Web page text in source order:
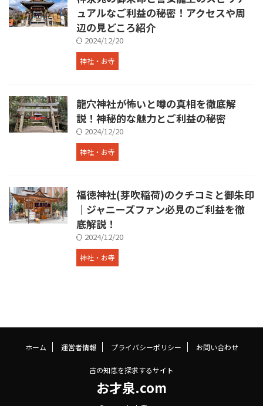
ュアルなご利益の秘密！アクセスや周
辺の見どころ紹介
2024/12/20
神社・お寺
龍穴神社が怖いと噂の真相を徹底解
説！神秘的な魅力とご利益の秘密
2024/12/20
神社・お寺
福徳神社(芽吹稲荷)のクチコミと御朱印
｜ジャニーズファン必見のご利益を徹
底解説！
2024/12/20
神社・お寺
ホーム 運営者情報 プライバシーポリシー お問い合わせ
古の知恵を探求するサイト
お才泉.com